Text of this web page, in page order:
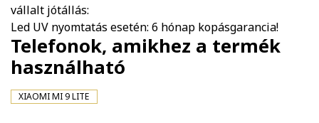
vállalt jótállás:
Led UV nyomtatás esetén: 6 hónap kopásgarancia!
Telefonok, amikhez a termék
használható
XIAOMI MI 9 LITE